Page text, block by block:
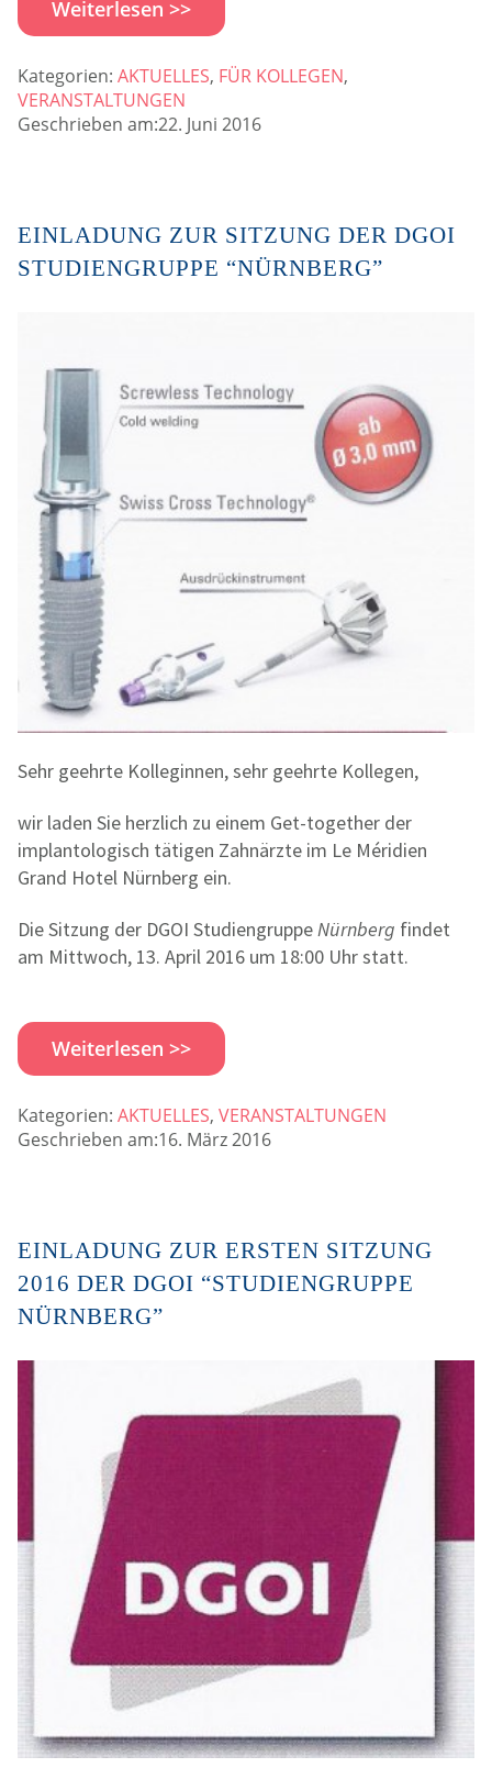
Weiterlesen >>
Kategorien: AKTUELLES, FÜR KOLLEGEN,
VERANSTALTUNGEN
Geschrieben am:22. Juni 2016
EINLADUNG ZUR SITZUNG DER DGOI
STUDIENGRUPPE “NÜRNBERG”
Sehr geehrte Kolleginnen, sehr geehrte Kollegen,
wir laden Sie herzlich zu einem Get-together der
implantologisch tätigen Zahnärzte im Le Méridien
Grand Hotel Nürnberg ein.
Die Sitzung der DGOI StudiengruppeNürnberg findet
am Mittwoch, 13. April 2016 um 18:00 Uhr statt.
Weiterlesen >>
Kategorien: AKTUELLES, VERANSTALTUNGEN
Geschrieben am:16. März 2016
EINLADUNG ZUR ERSTEN SITZUNG
2016 DER DGOI “STUDIENGRUPPE
NÜRNBERG”